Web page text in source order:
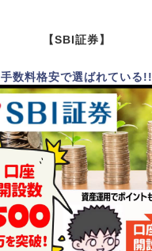
【SBI証券】
手数料格安で選ばれている!!